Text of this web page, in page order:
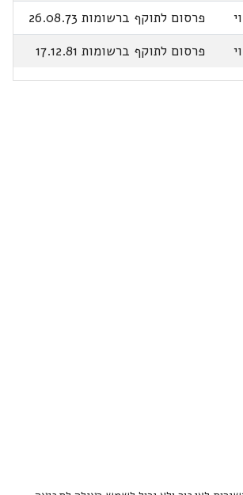
פרסום לתוקף ברשומות 26.08.73
פרסום לתוקף ברשומות 17.12.81